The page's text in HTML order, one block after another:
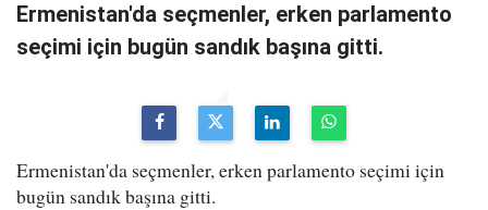
Ermenistan'da seçmenler, erken parlamento
seçimi için bugün sandık başına gitti.
Ermenistan'da seçmenler, erken parlamento seçimi için
bugün sandık başına gitti.